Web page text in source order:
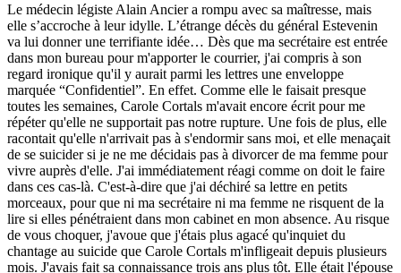
Le médecin légiste Alain Ancier a rompu avec sa maîtresse, mais
elle s’accroche à leur idylle. L’étrange décès du général Estevenin
va lui donner une terrifiante idée… Dès que ma secrétaire est entrée
dans mon bureau pour m'apporter le courrier, j'ai compris à son
regard ironique qu'il y aurait parmi les lettres une enveloppe
marquée “Confidentiel”. En effet. Comme elle le faisait presque
toutes les semaines, Carole Cortals m'avait encore écrit pour me
répéter qu'elle ne supportait pas notre rupture. Une fois de plus, elle
racontait qu'elle n'arrivait pas à s'endormir sans moi, et elle menaçait
de se suicider si je ne me décidais pas à divorcer de ma femme pour
vivre auprès d'elle. J'ai immédiatement réagi comme on doit le faire
dans ces cas-là. C'est-à-dire que j'ai déchiré sa lettre en petits
morceaux, pour que ni ma secrétaire ni ma femme ne risquent de la
lire si elles pénétraient dans mon cabinet en mon absence. Au risque
de vous choquer, j'avoue que j'étais plus agacé qu'inquiet du
chantage au suicide que Carole Cortals m'infligeait depuis plusieurs
mois. J'avais fait sa connaissance trois ans plus tôt. Elle était l'épouse